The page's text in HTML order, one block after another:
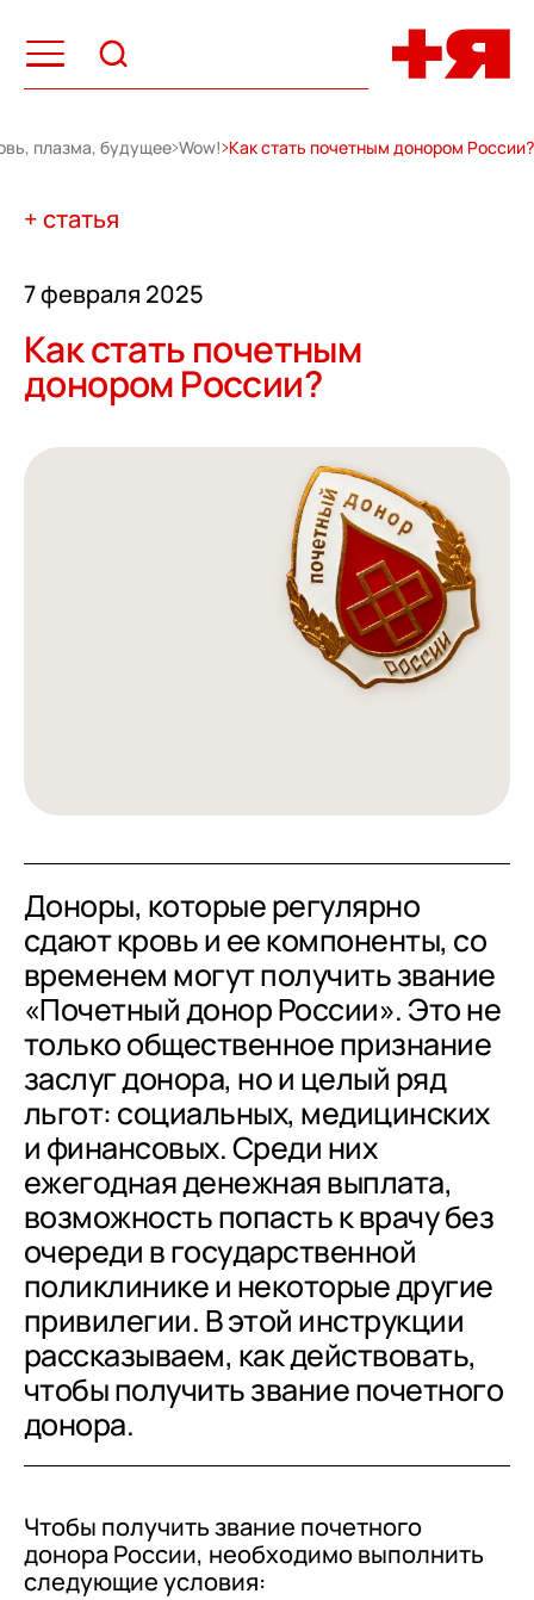
плазма, будущее Wow! Как стать почетным донором России?
+ статья
7 февраля 2025
Как стать почетным
донором России?
Доноры, которые регулярно
сдают кровь и ее компоненты, со
временем могут получить звание
«Почетный донор России». Это не
только общественное признание
заслуг донора, но и целый ряд
льгот: социальных, медицинских
и финансовых. Среди них
ежегодная денежная выплата,
возможность попасть к врачу без
очереди в государственной
поликлинике и некоторые другие
привилегии. В этой инструкции
рассказываем, как действовать,
чтобы получить звание почетного
донора.
Чтобы получить звание почетного
донора России, необходимо выполнить
следующие условия: